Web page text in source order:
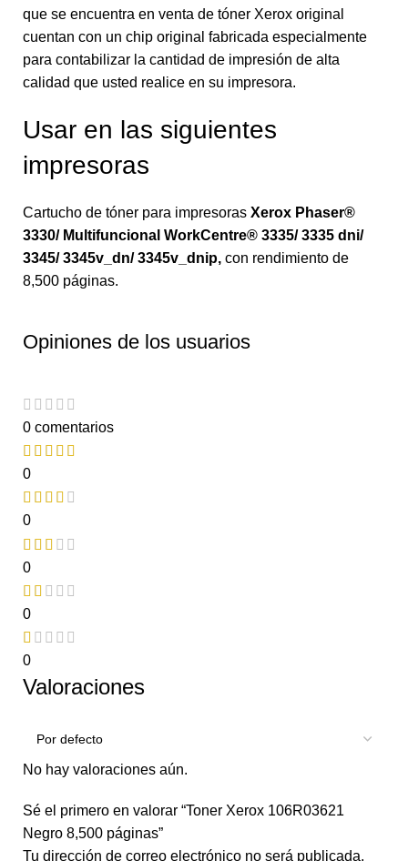
que se encuentra en venta de tóner Xerox original
cuentan con un chip original fabricada especialmente
para contabilizar la cantidad de impresión de alta
calidad que usted realice en su impresora.
Usar en las siguientes
impresoras
Cartucho de tóner para impresoras Xerox Phaser®
3330/ Multifuncional WorkCentre® 3335/ 3335 dni/
3345/ 3345v_dn/ 3345v_dnip, con rendimiento de
8,500 páginas.
Opiniones de los usuarios
0 comentarios
0
0
0
0
0
Valoraciones
No hay valoraciones aún.
Sé el primero en valorar “Toner Xerox 106R03621
Negro 8,500 páginas”
Tu dirección de correo electrónico no será publicada.